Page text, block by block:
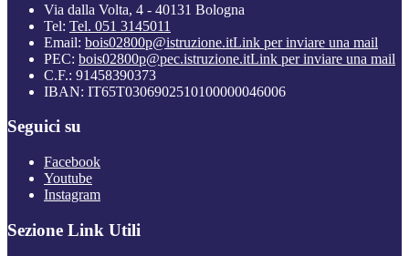
Via dalla Volta, 4 - 40131 Bologna
Tel: Tel. 051 3145011
Email: bois02800p@istruzione.itLink per inviare una mail
PEC: bois02800p@pec.istruzione.itLink per inviare una mail
C.F.: 91458390373
IBAN: IT65T0306902510100000046006
Seguici su
Facebook
Youtube
Instagram
Sezione Link Utili